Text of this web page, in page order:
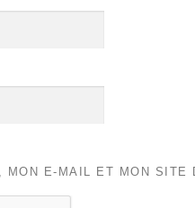
MON E-MAIL ET MON SITE